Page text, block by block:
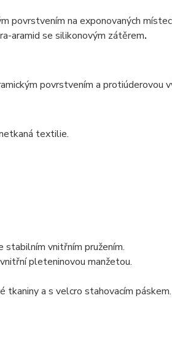
povrstvením na exponovaných
aramid se silikonovým zátěrem.
povrstvením a protiúderovou
textilie.
vnitřním pružením.
pleteninovou manžetou.
tkaniny a s velcro stahovacím páskem.